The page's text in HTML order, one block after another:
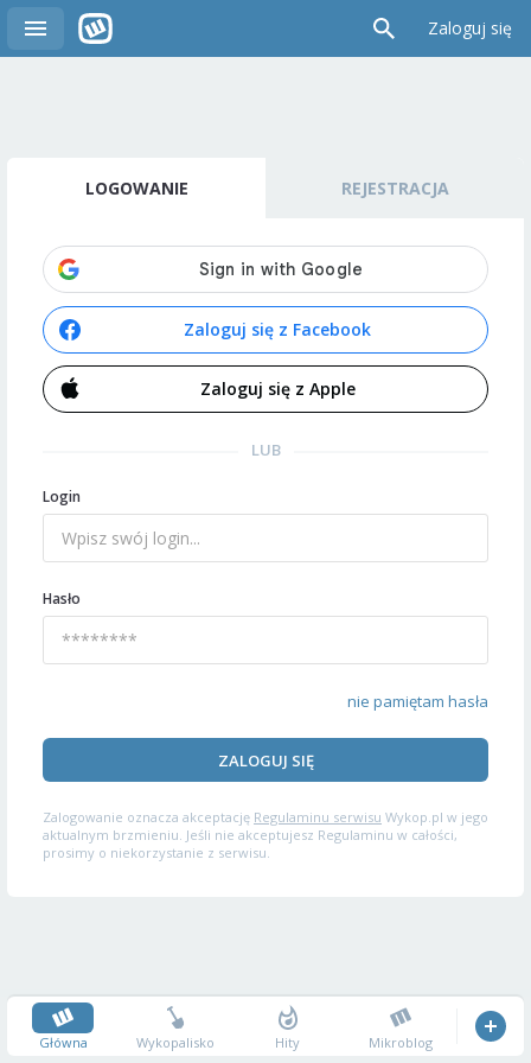
Zaloguj się
LOGOWANIE REJESTRACJA
Zaloguj się z Facebook
Zaloguj się z Apple
LUB
Login
Hasło
nie pamiętam hasła
ZALOGUJ SIĘ
Zalogowanie oznacza akceptację Regulaminu serwisu Wykop.pl w jego
aktualnym brzmieniu. Jeśli nie akceptujesz Regulaminu w całości,
prosimy o niekorzystanie z serwisu.
Główna Wykopalisko Hity Mikroblog